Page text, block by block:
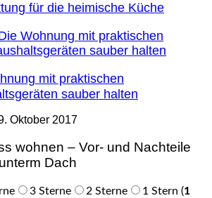
für die heimische Küche
mit praktischen
sauber halten
Oktober 2017
wohnen – Vor- und Nachteile
Dach
3 Sterne 2 Sterne 1 Stern (1